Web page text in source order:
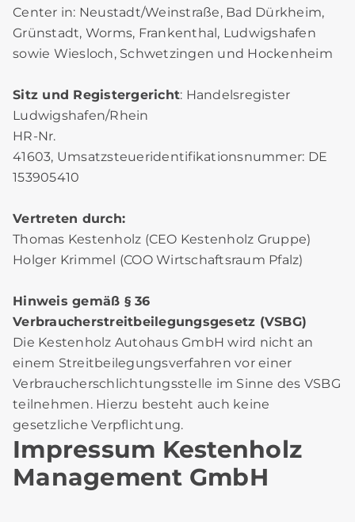
Center in: Neustadt/Weinstraße, Bad Dürkheim,
Grünstadt, Worms, Frankenthal, Ludwigshafen
sowie Wiesloch, Schwetzingen und Hockenheim
Sitz und Registergericht: Handelsregister
Ludwigshafen/Rhein
HR-Nr.
41603, Umsatzsteueridentifikationsnummer: DE
153905410
Vertreten durch:
Thomas Kestenholz (CEO Kestenholz Gruppe)
Holger Krimmel (COO Wirtschaftsraum Pfalz)
Hinweis gemäß § 36
Verbraucherstreitbeilegungsgesetz (VSBG)
Die Kestenholz Autohaus GmbH wird nicht an
einem Streitbeilegungsverfahren vor einer
Verbraucherschlichtungsstelle im Sinne des VSBG
teilnehmen. Hierzu besteht auch keine
gesetzliche Verpflichtung.
Impressum Kestenholz
Management GmbH